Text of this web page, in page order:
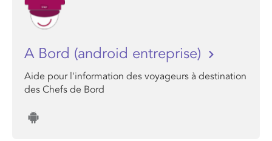
A Bord (android entreprise)
Aide pour l'information des voyageurs à destination
des Chefs de Bord